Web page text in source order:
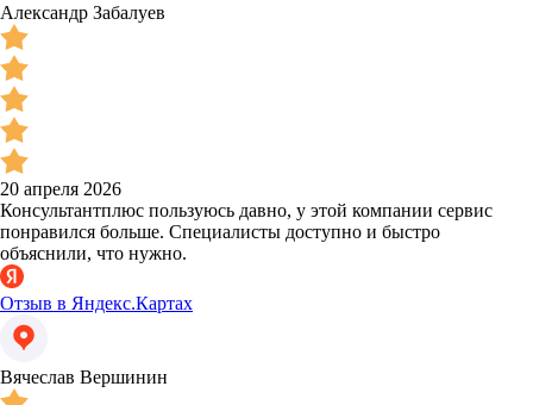
Александр Забалуев
20 апреля 2026
Консультантплюс пользуюсь давно, у этой компании сервис
понравился больше. Специалисты доступно и быстро
объяснили, что нужно.
Отзыв в Яндекс.Картах
Вячеслав Вершинин